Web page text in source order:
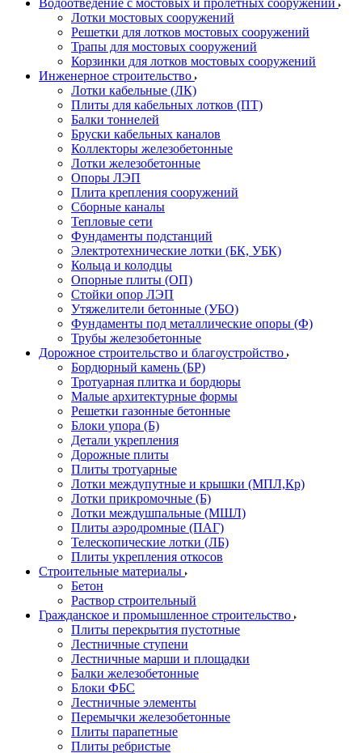
Водоотведение с мостовых и пролетных сооружений
Лотки мостовых сооружений
Решетки для лотков мостовых сооружений
Трапы для мостовых сооружений
Корзинки для лотков мостовых сооружений
Инженерное строительство
Лотки кабельные (ЛК)
Плиты для кабельных лотков (ПТ)
Балки тоннелей
Бруски кабельных каналов
Коллекторы железобетонные
Лотки железобетонные
Опоры ЛЭП
Плита крепления сооружений
Сборные каналы
Тепловые сети
Фундаменты подстанций
Электротехнические лотки (БК, УБК)
Кольца и колодцы
Опорные плиты (ОП)
Стойки опор ЛЭП
Утяжелители бетонные (УБО)
Фундаменты под металлические опоры (Ф)
Трубы железобетонные
Дорожное строительство и благоустройство
Бордюрный камень (БР)
Тротуарная плитка и бордюры
Малые архитектурные формы
Решетки газонные бетонные
Блоки упора (Б)
Детали укрепления
Дорожные плиты
Плиты тротуарные
Лотки междупутные и крышки (МПЛ,Кр)
Лотки прикромочные (Б)
Лотки междушпальные (МШЛ)
Плиты аэродромные (ПАГ)
Телескопические лотки (ЛБ)
Плиты укрепления откосов
Строительные материалы
Бетон
Раствор строительный
Гражданское и промышленное строительство
Плиты перекрытия пустотные
Лестничные ступени
Лестничные марши и площадки
Балки железобетонные
Блоки ФБС
Лестничные элементы
Перемычки железобетонные
Плиты парапетные
Плиты ребристые